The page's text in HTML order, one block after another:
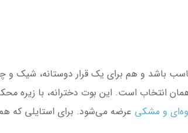
باشد و هم برای یک قرار دوستانه، شیک و
انتخاب است. این بوت دخترانه، با زیره
و مشکی عرضه می‌شود. برای استایلی که